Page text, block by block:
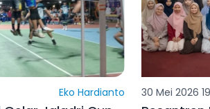
Eko Hardianto 30 Mei 2026